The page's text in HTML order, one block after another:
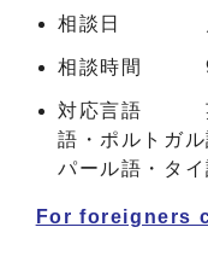
相談日 月
相談時間 9
対応言語 英
語・ポルトガ
パール語・タ
For foreigners